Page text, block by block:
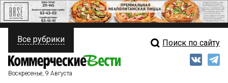
ПОЛИТИКА
ФИНАНСЫ
Свежий выпуск
Все рубрики Поиск по сайту
Воскресенье, 9 Августа